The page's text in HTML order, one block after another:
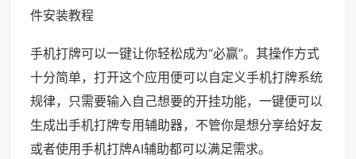
件安装教程
手机打牌可以一键让你轻松成为“必赢”。其操作方式
十分简单，打开这个应用便可以自定义手机打牌系统
规律，只需要输入自己想要的开挂功能，一键便可以
生成出手机打牌专用辅助器，不管你是想分享给好友
或者使用手机打牌AI辅助都可以满足需求。